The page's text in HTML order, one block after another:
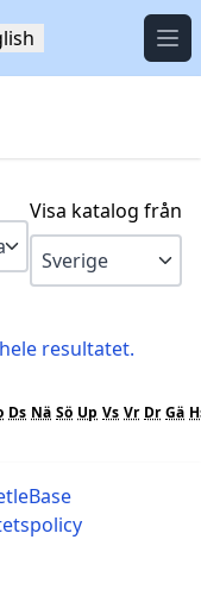
Visa katalog från
resultatet.
Ds Nä Sö Up Vs Vr Dr Gä